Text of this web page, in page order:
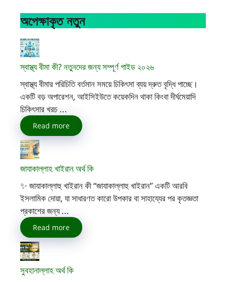
অপেক্ষাকৃত নতুন
স্বাস্থ্য বীমা কী? নতুনদের জন্য সম্পূর্ণ গাইড ২০২৬
স্বাস্থ্য বীমার পরিচিতি বর্তমান সময়ে চিকিৎসা ব্যয় দ্রুত বৃদ্ধি পাচ্ছে।
একটি বড় অপারেশন, আইসিইউতে কয়েকদিন থাকা কিংবা দীর্ঘমেয়াদি
চিকিৎসার খরচ ...
Read more
জাযাকাল্লাহ খাইরান অর্থ কি
✨ জাযাকাল্লাহু খাইরান কী “জাযাকাল্লাহু খাইরান” একটি আরবি
ইসলামিক দোয়া, যা সাধারণত কারো উপকার বা সাহায্যের পর কৃতজ্ঞতা
প্রকাশের জন্য ...
Read more
সুবহানাল্লাহ অর্থ কি